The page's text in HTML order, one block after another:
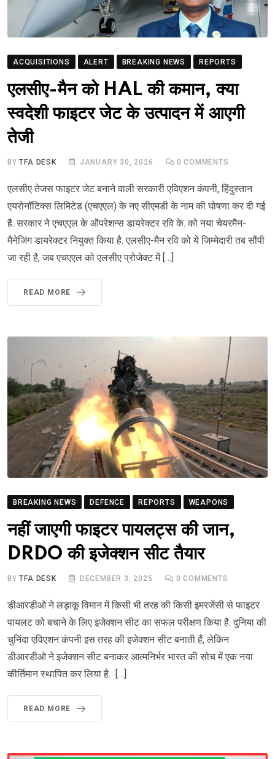
ACQUISITIONS ALERT BREAKING NEWS REPORTS
एलसीए-मैन को HAL की कमान, क्या
स्वदेशी फाइटर जेट के उत्पादन में आएगी
तेजी
BYTFA DESK JANUARY 30, 2026 0 COMMENTS
एलसीए तेजस फाइटर जेट बनाने वाली सरकारी एविएशन कंपनी, हिंदुस्तान
एयरोनॉटिक्स लिमिटेड (एचएएल) के नए सीएमडी के नाम की घोषणा कर दी गई
है. सरकार ने एचएएल के ऑपरेशन्स डायरेक्टर रवि के. को नया चेयरमैन-
मैनेजिंग डायरेक्टर नियुक्त किया है. एलसीए-मैन रवि को ये जिम्मेदारी तब सौंपी
जा रही है, जब एचएएल को एलसीए प्रोजेक्ट में […]
READ MORE
BREAKING NEWS DEFENCE REPORTS WEAPONS
नहीं जाएगी फाइटर पायलट्स की जान,
DRDO की इजेक्शन सीट तैयार
BYTFA DESK DECEMBER 3, 2025 0 COMMENTS
डीआरडीओ ने लड़ाकू विमान में किसी भी तरह की किसी इमरजेंसी से फाइटर
पायलट को बचाने के लिए इजेक्शन सीट का सफल परीक्षण किया है. दुनिया की
चुनिंदा एविएशन कंपनी इस तरह की इजेक्शन सीट बनाती हैं, लेकिन
डीआरडीओ ने इजेक्शन सीट बनाकर आत्मनिर्भर भारत की सोच में एक नया
कीर्तिमान स्थापित कर लिया है. […]
READ MORE